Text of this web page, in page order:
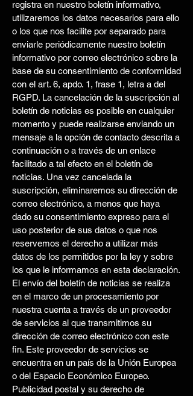
registra en nuestro boletín informativo,
utilizaremos los datos necesarios para ello
o los que nos facilite por separado para
enviarle periódicamente nuestro boletín
informativo por correo electrónico sobre la
base de su consentimiento de conformidad
con el art. 6, apdo. 1, frase 1, letra a del
RGPD. La cancelación de la suscripción al
boletín de noticias es posible en cualquier
momento y puede realizarse enviando un
mensaje a la opción de contacto descrita a
continuación o a través de un enlace
facilitado a tal efecto en el boletín de
noticias. Una vez cancelada la
suscripción, eliminaremos su dirección de
correo electrónico, a menos que haya
dado su consentimiento expreso para el
uso posterior de sus datos o que nos
reservemos el derecho a utilizar más
datos de los permitidos por la ley y sobre
los que le informamos en esta declaración.
El envío del boletín de noticias se realiza
en el marco de un procesamiento por
nuestra cuenta a través de un proveedor
de servicios al que transmitimos su
dirección de correo electrónico con este
fin. Este proveedor de servicios se
encuentra en un país de la Unión Europea
o del Espacio Económico Europeo.
Publicidad postal y su derecho de